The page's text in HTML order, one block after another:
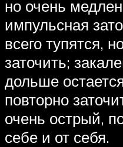
но очень
импульсная
всего тупятся,
заточить;
дольше
повторно
очень острый,
себе и от себя.